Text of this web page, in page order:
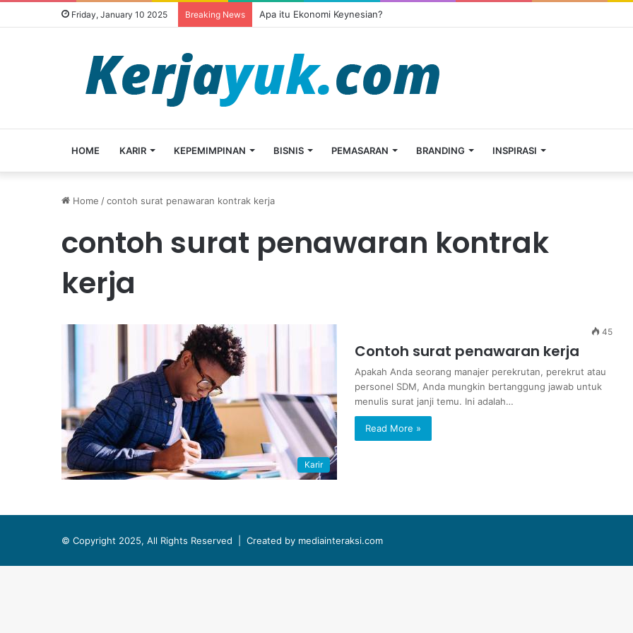
Friday, January 10 2025 Breaking News Apa itu Ekonomi Keynesian?
HOME KARIR KEPEMIMPINAN BISNIS PEMASARAN BRANDING INSPIRASI
Home /contoh surat penawaran kontrak kerja
contoh surat penawaran kontrak
kerja
Karir
45
Contoh surat penawaran kerja
Apakah Anda seorang manajer perekrutan, perekrut atau
personel SDM, Anda mungkin bertanggung jawab untuk
menulis surat janji temu. Ini adalah…
Read More »
© Copyright 2025, All Rights Reserved | Created by mediainteraksi.com